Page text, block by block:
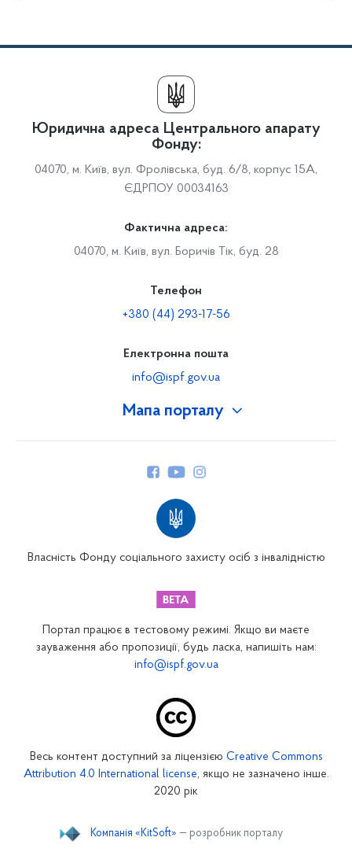
Мапа порталу
Закарпатське відділення
Запорізьке відділення
Кіровоградське відділення
Миколаївське відділення
Юридична адреса Центрального апарату
Фонду:
04070, м. Київ, вул. Фролівська, буд. 6/8, корпус 15А,
ЄДРПОУ 00034163
Фактична адреса:
04070, м. Київ, вул. Боричів Тік, буд. 28
Телефон
+380 (44) 293-17-56
Електронна пошта
info@ispf.gov.ua
Власність Фонду соціального захисту осіб з інвалідністю
Портал працює в тестовому режимі. Якщо ви маєте
зауваження або пропозиції, будь ласка, напишіть нам:
info@ispf.gov.ua
Весь контент доступний за ліцензією Creative Commons
Attribution 4.0 International license, якщо не зазначено інше.
2020 рік
Компанія «KitSoft» — розробник порталу